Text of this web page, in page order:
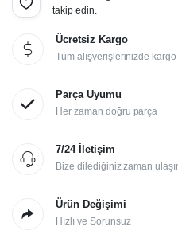
takip edin.
Ücretsiz Kargo
Tüm alışverişlerinizde
Parça Uyumu
Her zaman doğru parça
7/24 İletişim
Bize dilediğiniz zaman
Ürün Değişimi
Hızlı ve Sorunsuz